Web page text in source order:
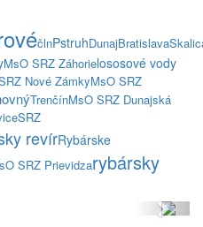
člnPstruhDunajBratislava
MsO SRZ Záhorielososové vody
Nové ZámkyMsO SRZ
TrenčínMsO SRZ Dunajská
SRZ
revírRybárske
SRZ Prievidzarybársky
Next